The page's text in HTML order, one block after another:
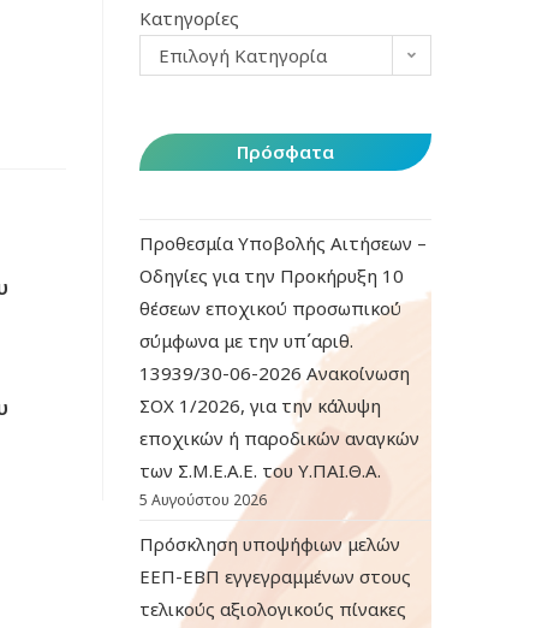
Κατηγορίες
Επιλογή Κατηγορία
Πρόσφατα
Προθεσμία Υποβολής Αιτήσεων –
Οδηγίες για την Προκήρυξη 10
θέσεων εποχικού προσωπικού
σύμφωνα με την υπ΄αριθ.
13939/30-06-2026 Ανακοίνωση
ΣΟΧ 1/2026, για την κάλυψη
εποχικών ή παροδικών αναγκών
των Σ.Μ.Ε.Α.Ε. του Υ.ΠΑΙ.Θ.Α.
5 Αυγούστου 2026
Πρόσκληση υποψήφιων μελών
ΕΕΠ-ΕΒΠ εγγεγραμμένων στους
τελικούς αξιολογικούς πίνακες